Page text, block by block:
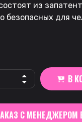
из
безопасных для
В
С МЕНЕДЖЕРОМ В